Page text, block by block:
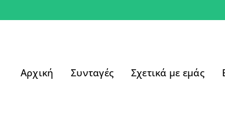
Αρχική Συνταγές Σχετικά με εμάς